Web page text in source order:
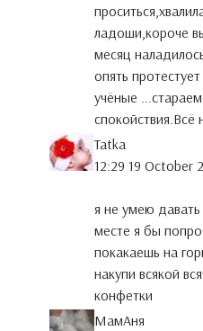
ладоши,короче
месяц
опять
учёные
спокойствия.Всё
Tatka
12:29 19 October
я не умею
месте я бы
покакаешь на
накупи всякой
конфетки
МамАня